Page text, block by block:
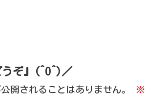
うぞ』(^O^)／
開されることはありません。 ※